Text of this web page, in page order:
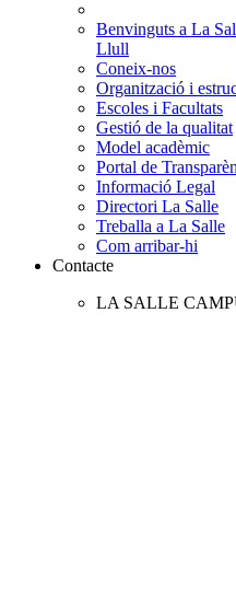
Benvinguts a La
Llull
Coneix-nos
Organització i
Escoles i Facultats
Gestió de la qualitat
Model acadèmic
Portal de
Informació Legal
Directori La Salle
Treballa a La Salle
Com arribar-hi
Contacte
LA SALLE